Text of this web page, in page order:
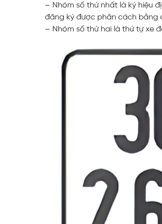
– Nhóm số thứ nhất là ký hiệu
đăng ký được phân cách bằng
– Nhóm số thứ hai là thứ tự xe